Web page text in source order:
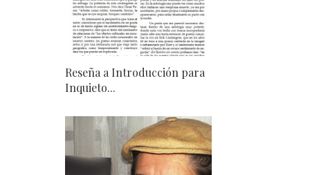
Reseña a Introducción para
Inquieto...